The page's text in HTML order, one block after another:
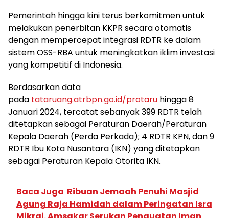
Pemerintah hingga kini terus berkomitmen untuk
melakukan penerbitan KKPR secara otomatis
dengan mempercepat integrasi RDTR ke dalam
sistem OSS-RBA untuk meningkatkan iklim investasi
yang kompetitif di Indonesia.
Berdasarkan data
pada tataruang.atrbpn.go.id/protaru hingga 8
Januari 2024, tercatat sebanyak 399 RDTR telah
ditetapkan sebagai Peraturan Daerah/Peraturan
Kepala Daerah (Perda Perkada); 4 RDTR KPN, dan 9
RDTR Ibu Kota Nusantara (IKN) yang ditetapkan
sebagai Peraturan Kepala Otorita IKN.
Baca Juga Ribuan Jemaah Penuhi Masjid
Agung Raja Hamidah dalam Peringatan Isra